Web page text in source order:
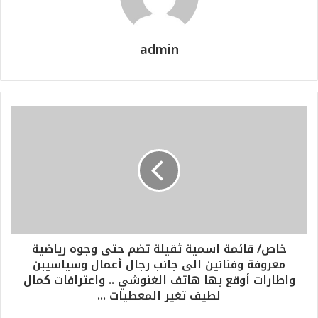
admin
خاص/ قائمة اسمية ثقيلة تضم حتى وجوه رياضية
معروفة وفنانين الى جانب رجال أعمال وسياسيبن
واطارات أوقع بها هاتف الغنوشي .. واعترافات كمال
لطيف تغير المعطيات ...